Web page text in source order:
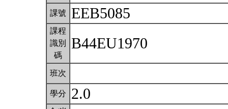
課號 EEB5085
課程
識別
碼
B44EU1970
班次
學分 2.0